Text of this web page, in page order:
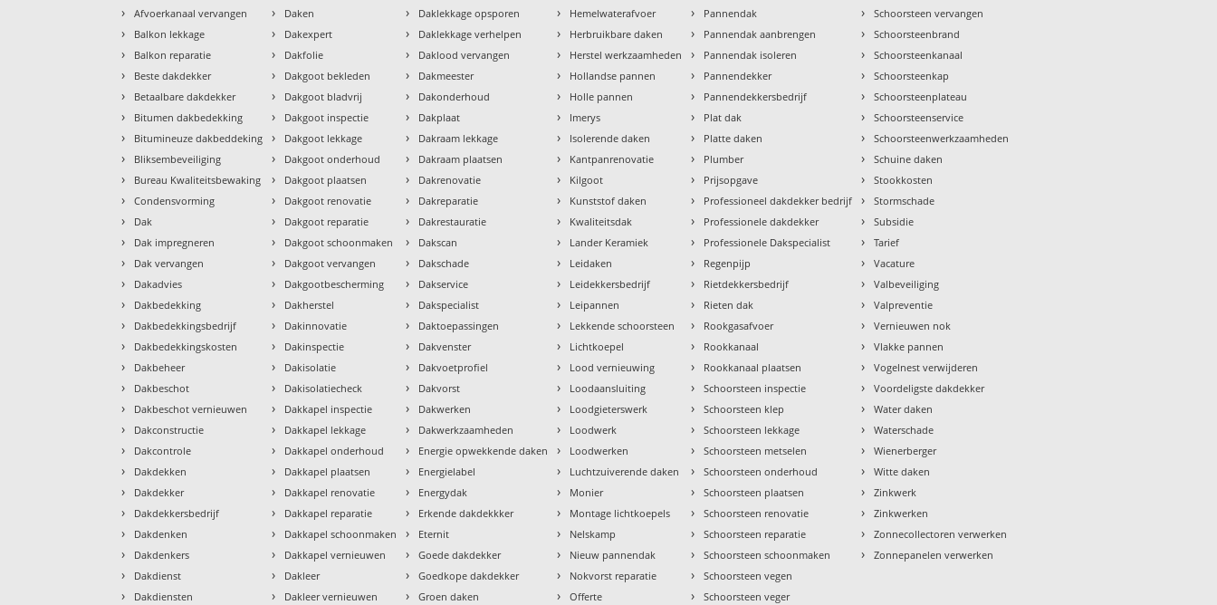
› Afvoerkanaal vervangen
› Balkon lekkage
› Balkon reparatie
› Beste dakdekker
› Betaalbare dakdekker
› Bitumen dakbedekking
› Bitumineuze dakbeddeking
› Bliksembeveiliging
› Bureau Kwaliteitsbewaking
› Condensvorming
› Dak
› Dak impregneren
› Dak vervangen
› Dakadvies
› Dakbedekking
› Dakbedekkingsbedrijf
› Dakbedekkingskosten
› Dakbeheer
› Dakbeschot
› Dakbeschot vernieuwen
› Dakconstructie
› Dakcontrole
› Dakdekken
› Dakdekker
› Dakdekkersbedrijf
› Dakdenken
› Dakdenkers
› Dakdienst
› Dakdiensten
› Daken
› Dakexpert
› Dakfolie
› Dakgoot bekleden
› Dakgoot bladvrij
› Dakgoot inspectie
› Dakgoot lekkage
› Dakgoot onderhoud
› Dakgoot plaatsen
› Dakgoot renovatie
› Dakgoot reparatie
› Dakgoot schoonmaken
› Dakgoot vervangen
› Dakgootbescherming
› Dakherstel
› Dakinnovatie
› Dakinspectie
› Dakisolatie
› Dakisolatiecheck
› Dakkapel inspectie
› Dakkapel lekkage
› Dakkapel onderhoud
› Dakkapel plaatsen
› Dakkapel renovatie
› Dakkapel reparatie
› Dakkapel schoonmaken
› Dakkapel vernieuwen
› Dakleer
› Dakleer vernieuwen
› Daklekkage opsporen
› Daklekkage verhelpen
› Daklood vervangen
› Dakmeester
› Dakonderhoud
› Dakplaat
› Dakraam lekkage
› Dakraam plaatsen
› Dakrenovatie
› Dakreparatie
› Dakrestauratie
› Dakscan
› Dakschade
› Dakservice
› Dakspecialist
› Daktoepassingen
› Dakvenster
› Dakvoetprofiel
› Dakvorst
› Dakwerken
› Dakwerkzaamheden
› Energie opwekkende daken
› Energielabel
› Energydak
› Erkende dakdekkker
› Eternit
› Goede dakdekker
› Goedkope dakdekker
› Groen daken
› Hemelwaterafvoer
› Herbruikbare daken
› Herstel werkzaamheden
› Hollandse pannen
› Holle pannen
› Imerys
› Isolerende daken
› Kantpanrenovatie
› Kilgoot
› Kunststof daken
› Kwaliteitsdak
› Lander Keramiek
› Leidaken
› Leidekkersbedrijf
› Leipannen
› Lekkende schoorsteen
› Lichtkoepel
› Lood vernieuwing
› Loodaansluiting
› Loodgieterswerk
› Loodwerk
› Loodwerken
› Luchtzuiverende daken
› Monier
› Montage lichtkoepels
› Nelskamp
› Nieuw pannendak
› Nokvorst reparatie
› Offerte
› Pannendak
› Pannendak aanbrengen
› Pannendak isoleren
› Pannendekker
› Pannendekkersbedrijf
› Plat dak
› Platte daken
› Plumber
› Prijsopgave
› Professioneel dakdekker bedrijf
› Professionele dakdekker
› Professionele Dakspecialist
› Regenpijp
› Rietdekkersbedrijf
› Rieten dak
› Rookgasafvoer
› Rookkanaal
› Rookkanaal plaatsen
› Schoorsteen inspectie
› Schoorsteen klep
› Schoorsteen lekkage
› Schoorsteen metselen
› Schoorsteen onderhoud
› Schoorsteen plaatsen
› Schoorsteen renovatie
› Schoorsteen reparatie
› Schoorsteen schoonmaken
› Schoorsteen vegen
› Schoorsteen veger
› Schoorsteen vervangen
› Schoorsteenbrand
› Schoorsteenkanaal
› Schoorsteenkap
› Schoorsteenplateau
› Schoorsteenservice
› Schoorsteenwerkzaamheden
› Schuine daken
› Stookkosten
› Stormschade
› Subsidie
› Tarief
› Vacature
› Valbeveiliging
› Valpreventie
› Vernieuwen nok
› Vlakke pannen
› Vogelnest verwijderen
› Voordeligste dakdekker
› Water daken
› Waterschade
› Wienerberger
› Witte daken
› Zinkwerk
› Zinkwerken
› Zonnecollectoren verwerken
› Zonnepanelen verwerken